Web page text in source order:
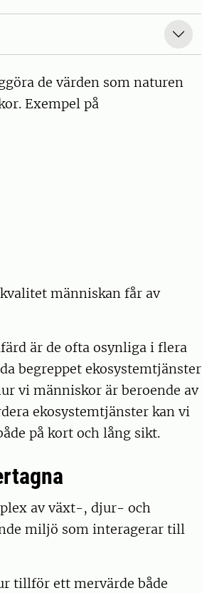
de värden som naturen
Exempel på
människan får av
är de ofta osynliga i flera
begreppet ekosystemtjänster
vi människor är beroende av
ekosystemtjänster kan vi
på kort och lång sikt.
av växt-, djur- och
miljö som interagerar till
tillför ett mervärde både